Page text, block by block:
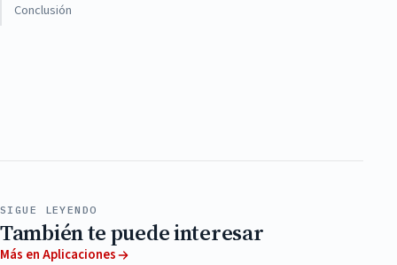
Conclusión
SIGUE LEYENDO
También te puede interesar
Más en Aplicaciones